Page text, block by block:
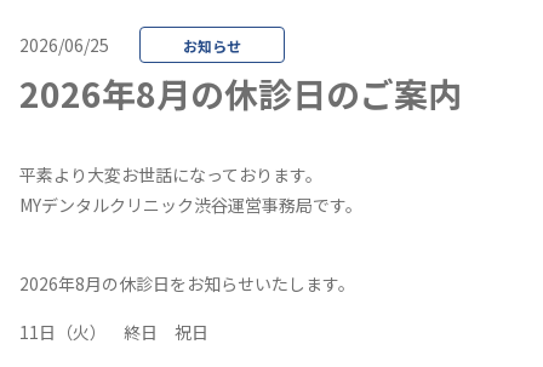
2026/06/25 お知らせ
2026年8月の休診日のご案内
平素より大変お世話になっております。
MYデンタルクリニック渋谷運営事務局です。
2026年8月の休診日をお知らせいたします。
11日（火） 終日 祝日